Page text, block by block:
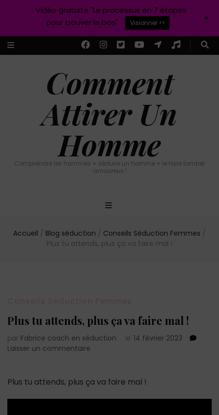
Comment
Attirer Un
Homme
Comprendre les hommes + séduire un homme + le faire tomber
amoureux !
Accueil / Blog séduction / Conseils Séduction Femmes /
Plus tu attends, plus ça va faire mal !
Plus tu attends, plus ça va faire mal !
par Fabrice coach en séduction le 14 février 2023
Laisser un commentaire
attends,
ça
Plus tu attends, plus ça va faire mal !
Vidéo gratuite "Le processus en 7 étapes
pour trouver le bon"
Visionner >> +